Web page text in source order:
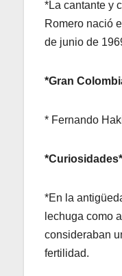
*La cantante y
Romero nació
de junio de
*Gran
* Fernando
*Curiosidades*
*En la
lechuga como
consideraban
fertilidad.